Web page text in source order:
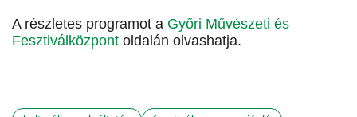
A részletes programot a Győri Művészeti és
Fesztiválközpont oldalán olvashatja.